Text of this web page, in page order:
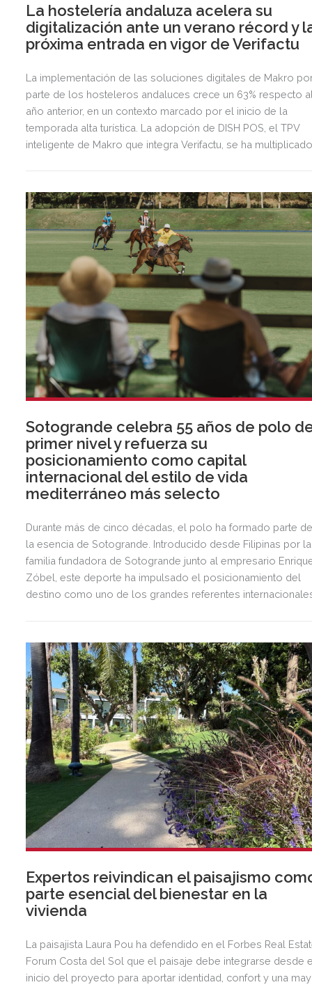
La hostelería andaluza acelera su
digitalización ante un verano récord y
próxima entrada en vigor de Verifactu
La implementación de las soluciones digitales de Makro
parte de los hosteleros andaluces crece un 63% respecto
año anterior, en un contexto marcado por el inicio de la
temporada alta turística. La adopción de DISH POS, el TPV
inteligente de Makro que integra Verifactu, se ha
Sotogrande celebra 55 años de polo
primer nivel y refuerza su
posicionamiento como capital
internacional del estilo de vida
mediterráneo más selecto
Durante más de cinco décadas, el polo ha formado parte
la esencia de Sotogrande. Introducido desde Filipinas por la
familia fundadora de Sotogrande junto al empresario
Zóbel, este deporte ha impulsado el posicionamiento del
destino como uno de los grandes referentes
exclusiva agenda social.
Expertos reivindican el paisajismo
parte esencial del bienestar en la
vivienda
La paisajista Laura Pou ha defendido en el Forbes Real
Forum Costa del Sol que el paisaje debe integrarse desde
inicio del proyecto para aportar identidad, confort y una